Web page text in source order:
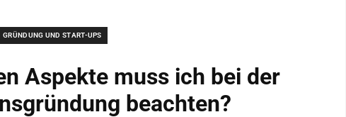
GRÜNDUNG UND START-UPS
Aspekte muss ich bei der
beachten?